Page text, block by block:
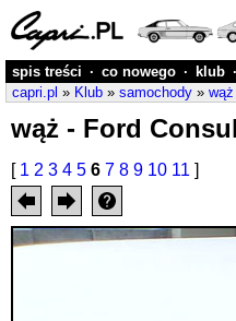
spis treści · co nowego · klub ·
capri.pl » Klub » samochody »
wąż - Ford
[ 1 2 3 4 5 6 7 8 9 10 11 ]